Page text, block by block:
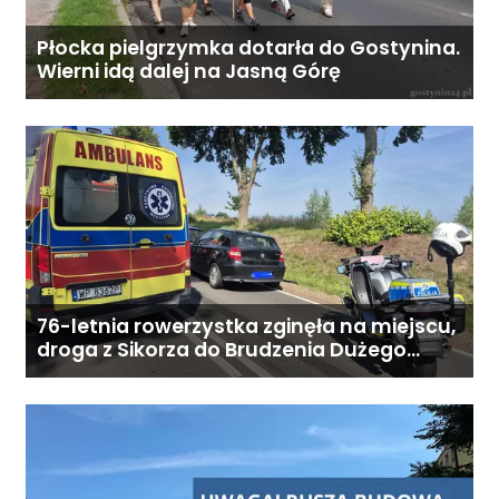
zamieszkaniem: od 6800 zł
miesięcznie. Ostateczna cena
zależy od zakresu opieki oraz
indywidualnych potrzeb
284 828 Poniedziałek–piątek,
9:00–18:00
Płocka pielgrzymka dotarła do Gostynina.
Wierni idą dalej na Jasną Górę
76-letnia rowerzystka zginęła na miejscu,
droga z Sikorza do Brudzenia Dużego
zablokowana